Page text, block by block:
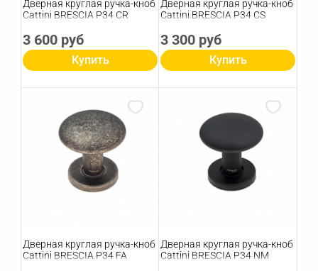
Дверная круглая ручка-кноб
Cattini BRESCIA P34 CR
3 600 руб
Купить
Дверная круглая ручка-кноб
Cattini BRESCIA P34 CS
3 300 руб
Купить
Дверная круглая ручка-кноб
Cattini BRESCIA P34 FA
Дверная круглая ручка-кноб
Cattini BRESCIA P34 NM